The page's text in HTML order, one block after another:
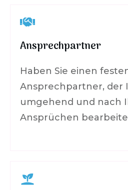
Ansprechpartner
Haben Sie einen
Ansprechpartner, der
umgehend und nach
Ansprüchen